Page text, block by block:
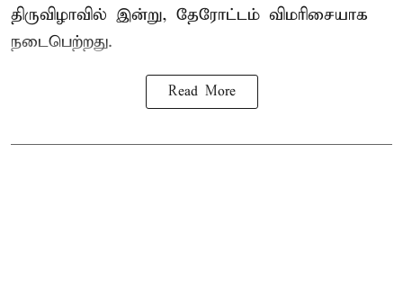
திருவிழாவில் இன்று, தேரோட்டம் விமரிசையாக
நடைபெற்றது.
Read More